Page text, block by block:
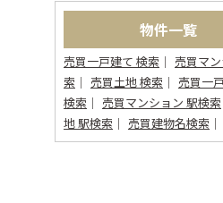
物件一覧
売買一戸建て 検索
売買マ
索
売買土地 検索
売買一
検索
売買マンション 駅検索
地 駅検索
売買建物名検索